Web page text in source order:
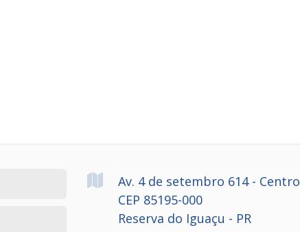
Av. 4 de setembro 614 - Centro
CEP 85195-000
Reserva do Iguaçu - PR